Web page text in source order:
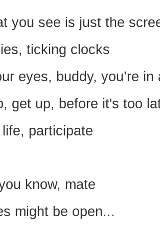
you see is just the
ticking clocks
eyes, buddy, you’re
get up, before it's too
participate
know, mate
might be open...